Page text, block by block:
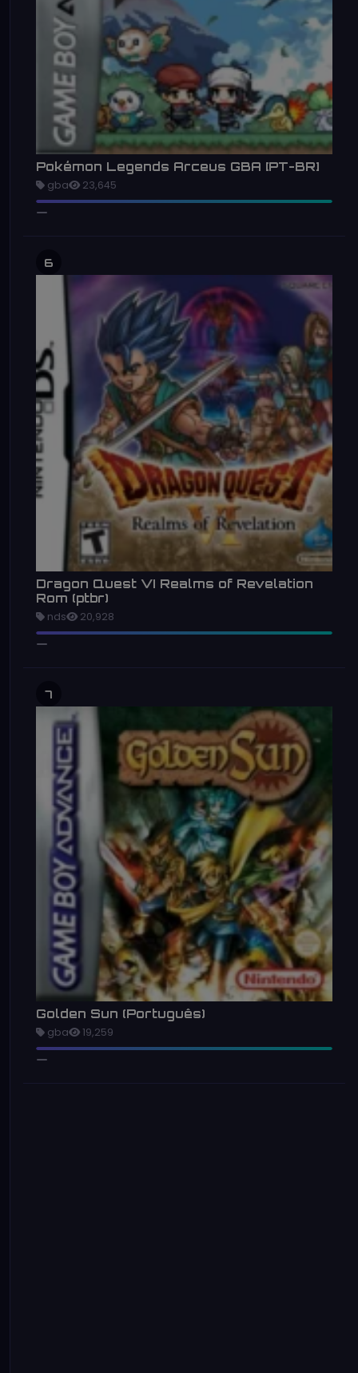
Pokémon Legends Arceus GBA [PT-BR]
gba 23,645
6
Dragon Quest VI Realms of Revelation
Rom (ptbr)
nds 20,928
7
Golden Sun (Português)
gba 19,259